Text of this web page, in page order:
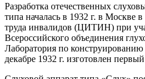
Разработка отечественных
типа началась в 1932 г. в Москве
труда инвалидов (ЦИТИН) при
Всероссийского объединения
Лаборатория по
декабре 1932 г. изготовлен